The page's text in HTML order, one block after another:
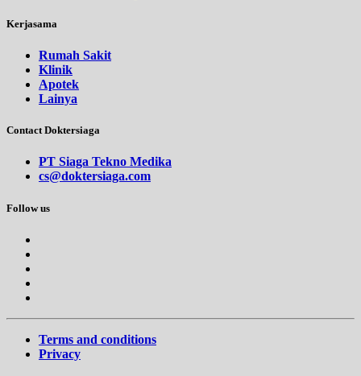
Kerjasama
Rumah Sakit
Klinik
Apotek
Lainya
Contact Doktersiaga
PT Siaga Tekno Medika
cs@doktersiaga.com
Follow us
Terms and conditions
Privacy